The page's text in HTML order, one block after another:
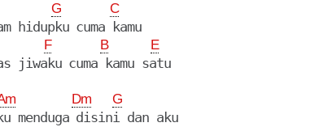
G C
hidupku cuma kamu
F B E
jiwaku cuma kamu satu
Dm G
Tak ku menduga disini dan aku